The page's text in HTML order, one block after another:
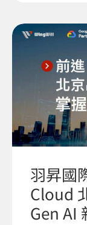
羽昇國
Cloud
Gen AI